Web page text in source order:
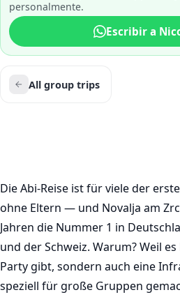
personalmente.
Escribir a
All group trips
Die Abi-Reise ist für viele der
ohne Eltern — und Novalja am
Jahren die Nummer 1 in
und der Schweiz. Warum? Weil
Party gibt, sondern auch eine
speziell für große Gruppen